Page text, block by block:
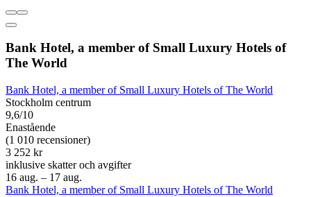
Bank Hotel, a member of Small Luxury Hotels of
The World
Bank Hotel, a member of Small Luxury Hotels of The World
Stockholm centrum
9,6/10
Enastående
(1 010 recensioner)
3 252 kr
inklusive skatter och avgifter
16 aug. – 17 aug.
Bank Hotel, a member of Small Luxury Hotels of The World